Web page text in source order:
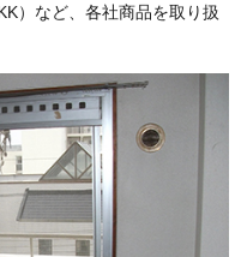
）など、各社商品を取り扱